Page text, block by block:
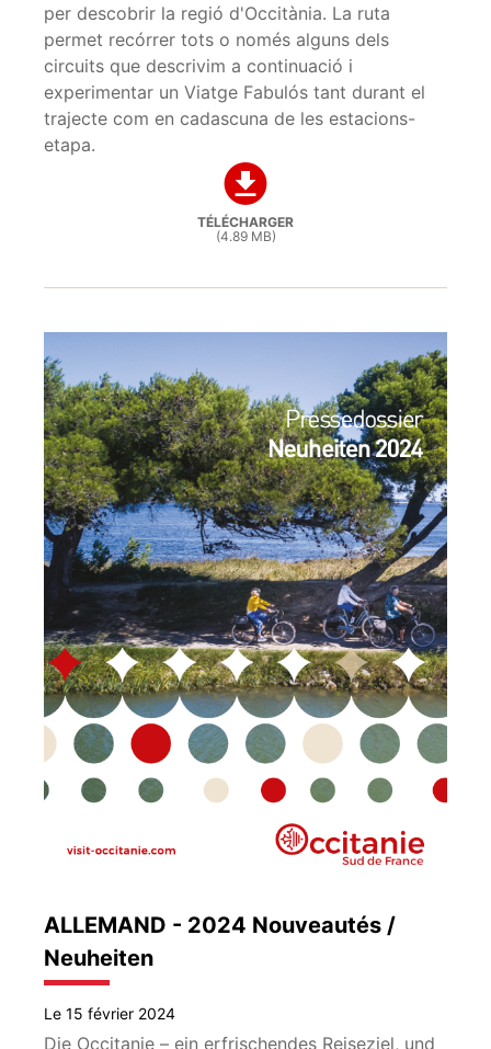
per descobrir la regió d'Occitània. La ruta
permet recórrer tots o només alguns dels
circuits que descrivim a continuació i
experimentar un Viatge Fabulós tant durant el
trajecte com en cadascuna de les estacions-
etapa.
TÉLÉCHARGER
(4.89 MB)
ALLEMAND - 2024 Nouveautés /
Neuheiten
Le 15 février 2024
Die Occitanie – ein erfrischendes Reiseziel, und